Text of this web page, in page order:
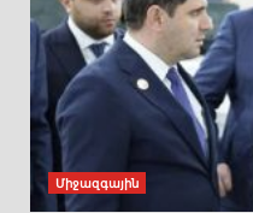
Միջազգային